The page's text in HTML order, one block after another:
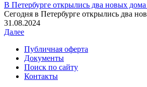
В Петербурге открылись два новых
Сегодня в Петербурге открылись два
31.08.2024
Далее
Публичная оферта
Документы
Поиск по сайту
Контакты